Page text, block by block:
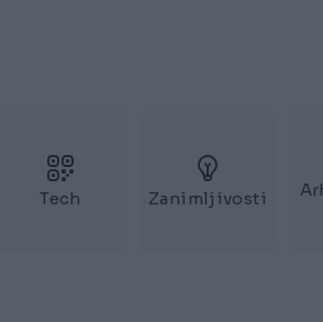
Tech Zanimljivosti